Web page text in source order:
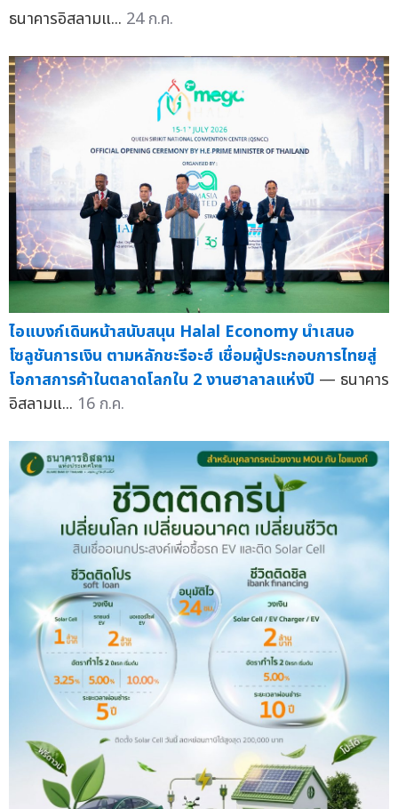
ธนาคารอิสลามแ... 24 ก.ค.
ไอแบงก์เดินหน้าสนับสนุน Halal Economy นำเสนอ
โซลูชันการเงิน ตามหลักชะรีอะฮ์ เชื่อมผู้ประกอบการไทยสู่
โอกาสการค้าในตลาดโลกใน 2 งานฮาลาลแห่งปี — ธนาคาร
อิสลามแ... 16 ก.ค.